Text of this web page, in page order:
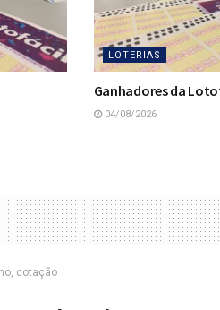
LOTERIAS
Ganhadores da
04/08/2026
cotação